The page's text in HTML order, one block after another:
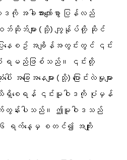
ခါအားလျော်စွာ ပြန်လည်
ဘ်ဆိုဘ်များ (သို့) ကျွန်ုပ်တို့ ဆိုင်
ပြုနေစဥ် အချိန်အတွင်းတွင် ၎င်း
သုံး ရမည်ဖြစ်သည်။ ၎င်းတို့
အခြေအနေများ (သို့) ပြောင်းလဲမှုများ
သိရှိစေရန် ၎င်းမူဝါဒကို ပုံမှန်
တွန်းပါသည်။ ဤမူဝါဒသည်
က်နေ့မှ စတင်၍ အကျိုး